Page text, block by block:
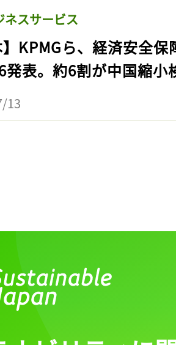
ネスサービス
】KPMGら、経済安全
発表。約6割が中国縮小
13